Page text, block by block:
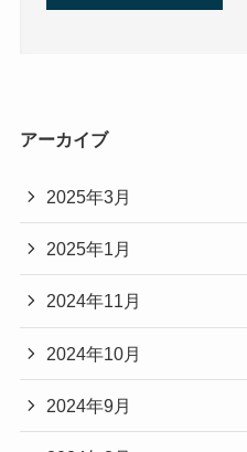
アーカイブ
2025年3月
2025年1月
2024年11月
2024年10月
2024年9月